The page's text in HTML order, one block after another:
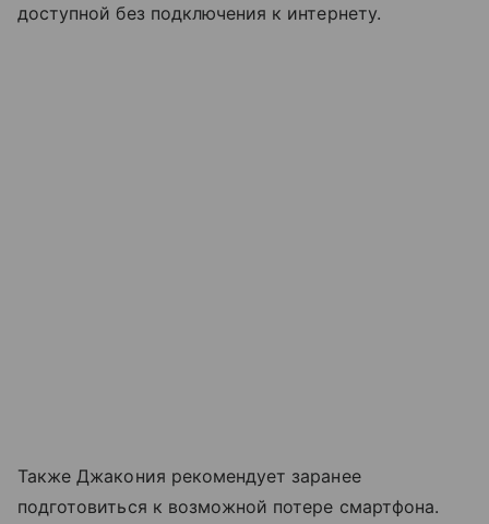
доступной без подключения к интернету.
Также Джакония рекомендует заранее
подготовиться к возможной потере смартфона.